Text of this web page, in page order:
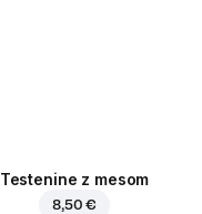
Testenine z mesom
8,50 €